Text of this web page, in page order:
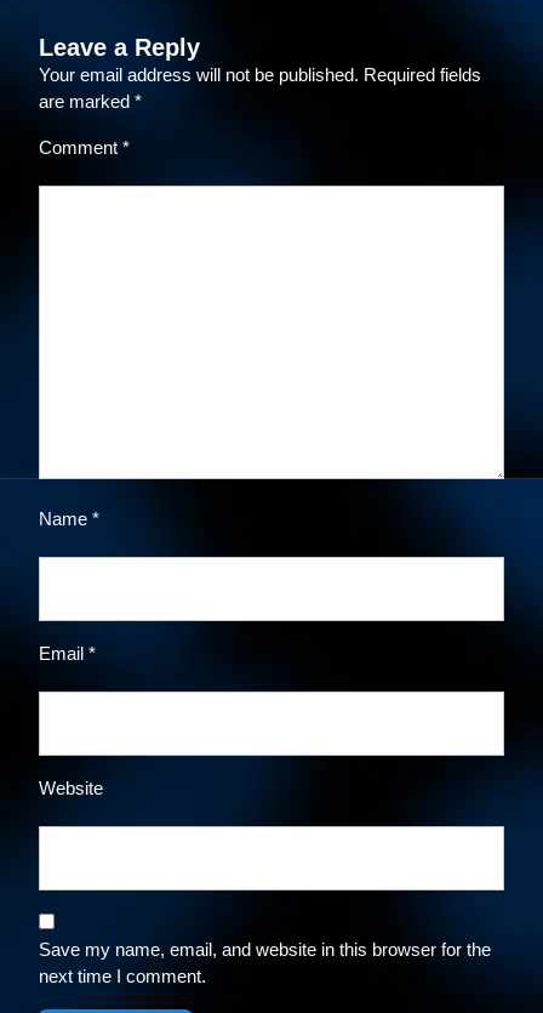
Leave a Reply
Your email address will not be published. Required fields
are marked *
Comment *
Name *
Email *
Website
Save my name, email, and website in this browser for the
next time I comment.